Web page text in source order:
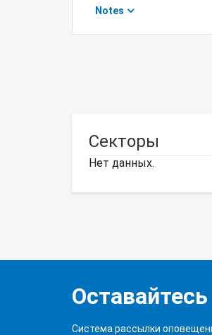
Notes
Секторы
Нет данных.
Система рассылки